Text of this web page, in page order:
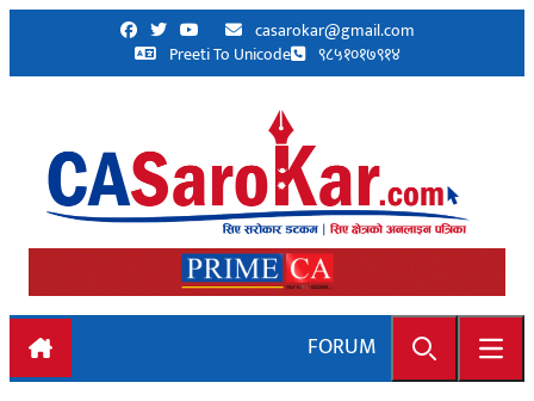
Skip to content
casarokar@gmail.com
Preeti To Unicode
९८५१०१७९१४
FORUM Search